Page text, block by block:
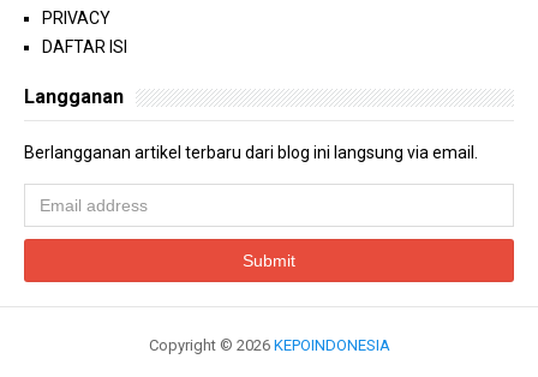
PRIVACY
DAFTAR ISI
Langganan
Berlangganan artikel terbaru dari blog ini langsung via email.
Copyright © 2026 KEPOINDONESIA